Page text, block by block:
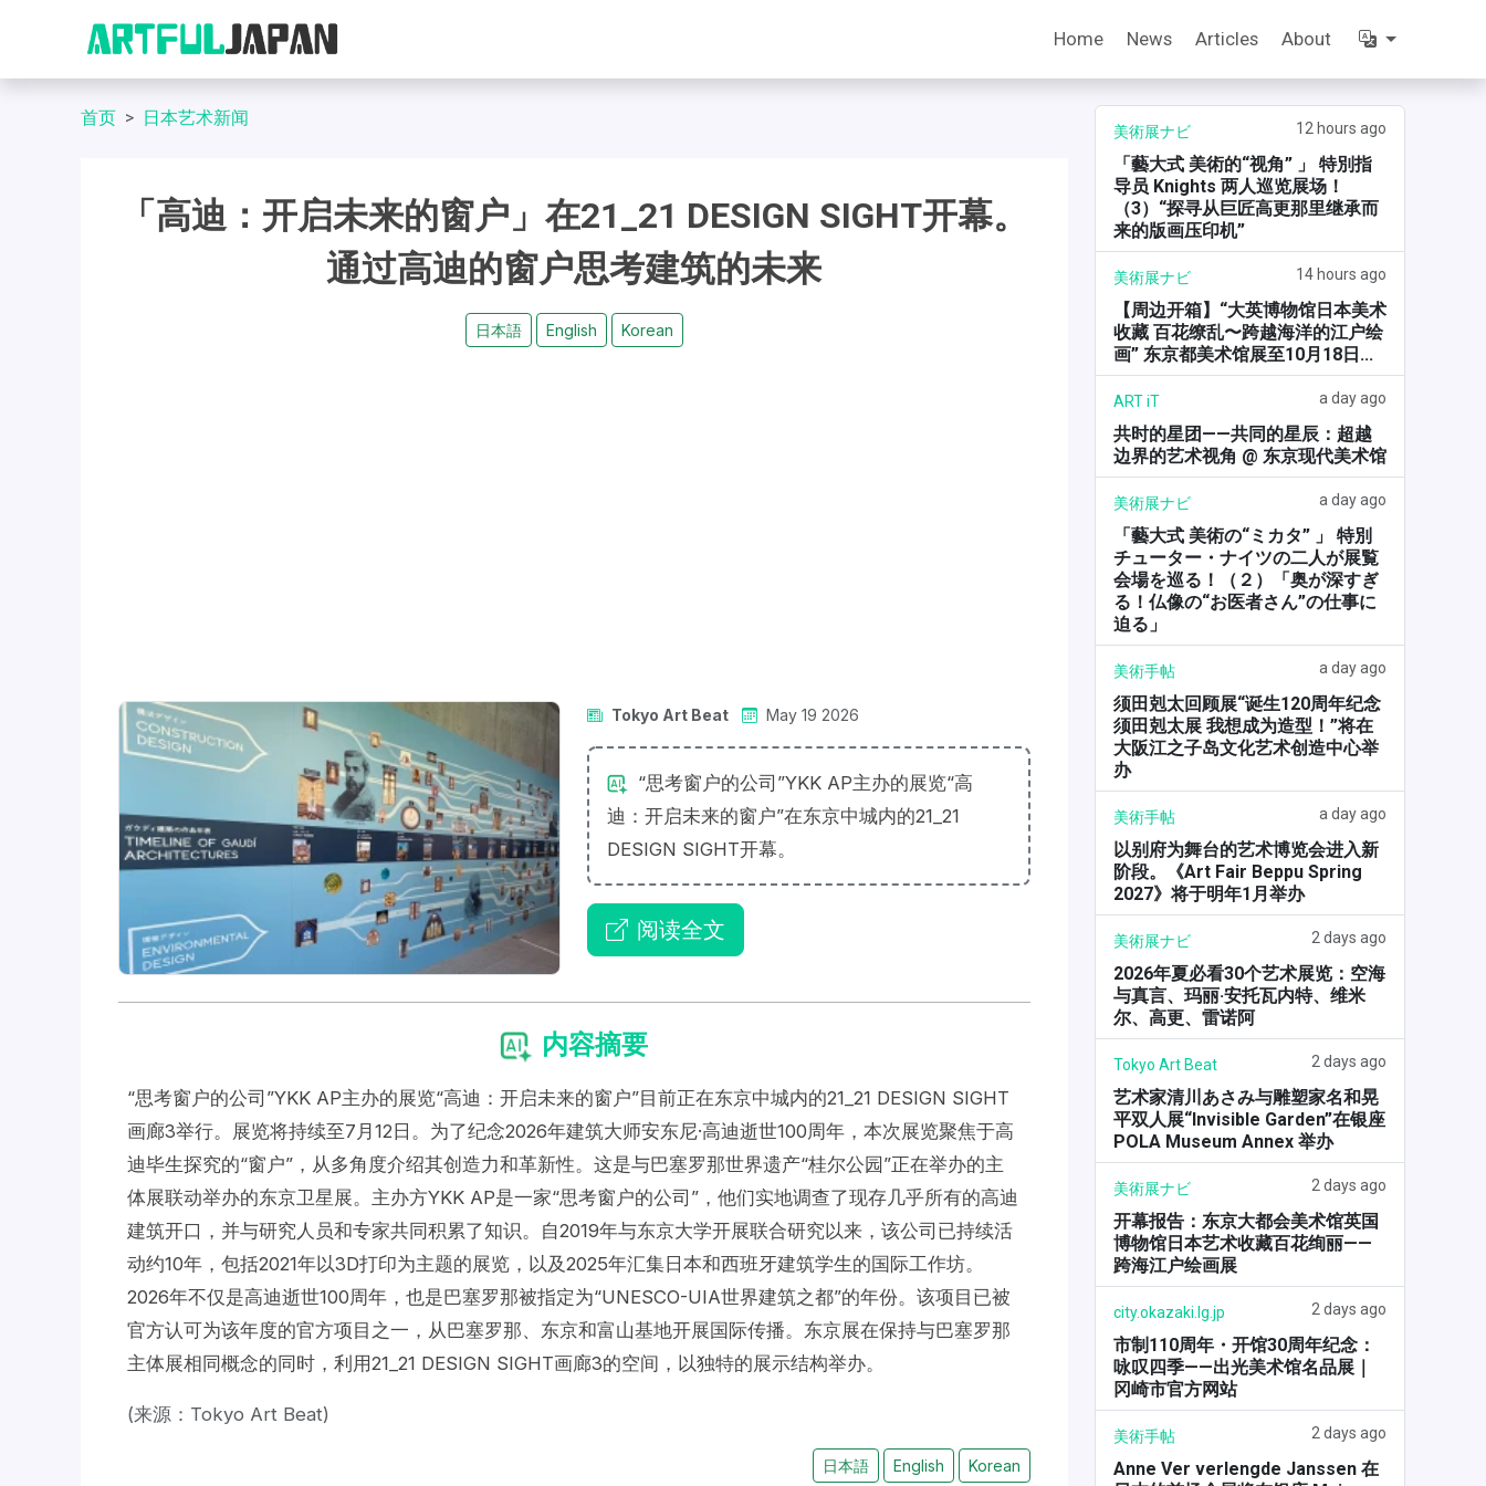
Home News Articles About
首页 日本艺术新闻
「高迪：开启未来的窗户」在21_21 DESIGN SIGHT开幕。
通过高迪的窗户思考建筑的未来
日本語 English Korean
Tokyo Art Beat May 19 2026
“思考窗户的公司”YKK AP主办的展览“高
迪：开启未来的窗户”在东京中城内的21_21
DESIGN SIGHT开幕。
阅读全文
内容摘要
“思考窗户的公司”YKK AP主办的展览“高迪：开启未来的窗户”目前正在东京中城内的21_21 DESIGN SIGHT
画廊3举行。展览将持续至7月12日。为了纪念2026年建筑大师安东尼·高迪逝世100周年，本次展览聚焦于高
迪毕生探究的“窗户”，从多角度介绍其创造力和革新性。这是与巴塞罗那世界遗产“桂尔公园”正在举办的主
体展联动举办的东京卫星展。主办方YKK AP是一家“思考窗户的公司”，他们实地调查了现存几乎所有的高迪
建筑开口，并与研究人员和专家共同积累了知识。自2019年与东京大学开展联合研究以来，该公司已持续活
动约10年，包括2021年以3D打印为主题的展览，以及2025年汇集日本和西班牙建筑学生的国际工作坊。
2026年不仅是高迪逝世100周年，也是巴塞罗那被指定为“UNESCO-UIA世界建筑之都”的年份。该项目已被
官方认可为该年度的官方项目之一，从巴塞罗那、东京和富山基地开展国际传播。东京展在保持与巴塞罗那
主体展相同概念的同时，利用21_21 DESIGN SIGHT画廊3的空间，以独特的展示结构举办。
(来源：Tokyo Art Beat)
日本語 English Korean
美術展ナビ 12 hours ago
「藝大式 美術的“视角” 」 特別指
导员 Knights 两人巡览展场！
（3）“探寻从巨匠高更那里继承而
来的版画压印机”
美術展ナビ 14 hours ago
【周边开箱】“大英博物馆日本美术
收藏 百花缭乱〜跨越海洋的江户绘
画” 东京都美术馆展至10月18日...
ART iT a day ago
共时的星团——共同的星辰：超越
边界的艺术视角 @ 东京现代美术馆
美術展ナビ a day ago
「藝大式 美術の“ミカタ” 」 特別
チューター・ナイツの二人が展覧
会場を巡る！（２）「奥が深すぎ
る！仏像の“お医者さん”の仕事に
迫る」
美術手帖 a day ago
须田剋太回顾展“诞生120周年纪念
须田剋太展 我想成为造型！”将在
大阪江之子岛文化艺术创造中心举
办
美術手帖 a day ago
以别府为舞台的艺术博览会进入新
阶段。《Art Fair Beppu Spring
2027》将于明年1月举办
美術展ナビ 2 days ago
2026年夏必看30个艺术展览：空海
与真言、玛丽·安托瓦内特、维米
尔、高更、雷诺阿
Tokyo Art Beat 2 days ago
艺术家清川あさみ与雕塑家名和晃
平双人展“Invisible Garden”在银座
POLA Museum Annex 举办
美術展ナビ 2 days ago
开幕报告：东京大都会美术馆英国
博物馆日本艺术收藏百花绚丽——
跨海江户绘画展
city.okazaki.lg.jp 2 days ago
市制110周年・开馆30周年纪念：
咏叹四季——出光美术馆名品展｜
冈崎市官方网站
美術手帖 2 days ago
Anne Ver verlengde Janssen 在